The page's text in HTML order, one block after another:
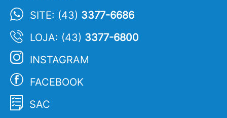
SITE: (43) 3377-6686
LOJA: (43) 3377-6800
INSTAGRAM
FACEBOOK
SAC